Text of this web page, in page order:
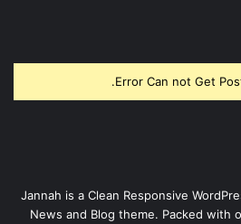
Error Can not Get
Jannah is a Clean Responsive
News and Blog theme. Packed with